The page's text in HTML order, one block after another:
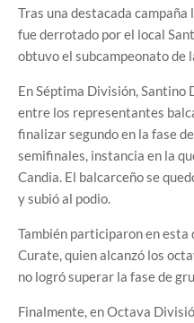
Tras una destacada
fue derrotado por el local
obtuvo el subcampeonato de
En Séptima División,
entre los representantes
finalizar segundo en la fase
semifinales, instancia en la
Candia. El balcarceño se
y subió al podio.
También participaron en
Curate, quien alcanzó los
no logró superar la fase de
Finalmente, en Octava